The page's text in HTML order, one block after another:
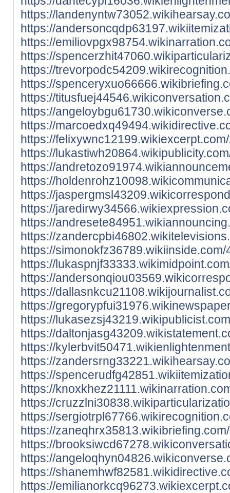
https://
https://
https://
https://
https://
https://
https://
https://
https://
https://
https://
https://
https://
https://
https://
https://
https://
https://
https://
https://
https://
https://
https://
https://
https://
https://
https://
https://
https://
https://
https://
https://
https://
https://
https://